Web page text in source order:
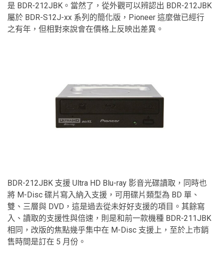
是 BDR-212JBK。當然了，從外觀可以辨認出 BDR-212JBK
屬於 BDR-S12J-xx 系列的簡化版，Pioneer 這麼做已經行
之有年，但相對來說會在價格上反映出差異。
BDR-212JBK 支援 Ultra HD Blu-ray 影音光碟讀取，同時也
將 M-Disc 碟片寫入納入支援，可用碟片類型為 BD 單、
雙、三層與 DVD，這是過去從未好好支援的項目。其餘寫
入、讀取的支援性與倍速，則是和前一款機種 BDR-211JBK
相同，改版的焦點幾乎集中在 M-Disc 支援上，至於上市銷
售時間是訂在 5 月份。